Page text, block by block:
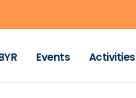
Events Activities